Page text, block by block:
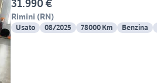
31.990 €
Rimini (RN)
Usato 08/2025 78000 Km Benzina